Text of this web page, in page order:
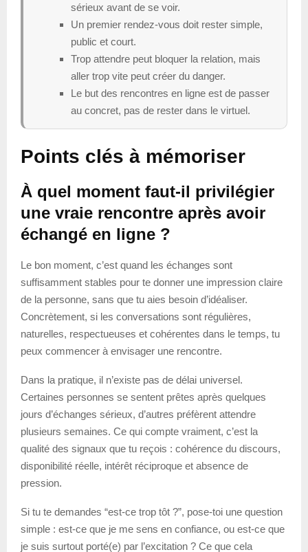
sérieux avant de se voir.
Un premier rendez-vous doit rester simple,
public et court.
Trop attendre peut bloquer la relation, mais
aller trop vite peut créer du danger.
Le but des rencontres en ligne est de passer
au concret, pas de rester dans le virtuel.
Points clés à mémoriser
À quel moment faut-il privilégier
une vraie rencontre après avoir
échangé en ligne ?
Le bon moment, c’est quand les échanges sont
suffisamment stables pour te donner une impression claire
de la personne, sans que tu aies besoin d’idéaliser.
Concrètement, si les conversations sont régulières,
naturelles, respectueuses et cohérentes dans le temps, tu
peux commencer à envisager une rencontre.
Dans la pratique, il n’existe pas de délai universel.
Certaines personnes se sentent prêtes après quelques
jours d’échanges sérieux, d’autres préfèrent attendre
plusieurs semaines. Ce qui compte vraiment, c’est la
qualité des signaux que tu reçois : cohérence du discours,
disponibilité réelle, intérêt réciproque et absence de
pression.
Si tu te demandes “est-ce trop tôt ?”, pose-toi une question
simple : est-ce que je me sens en confiance, ou est-ce que
je suis surtout porté(e) par l’excitation ? Ce que cela